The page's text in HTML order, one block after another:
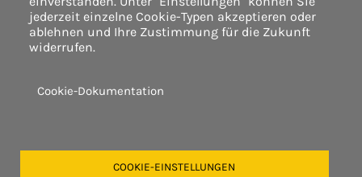
VERFOLGEN SIEUNSERE NEUIGKEITEN
IN DEN SOZIALEN NETZWERKEN!
Hashtag
#RABAUD
jederzeit einzelne Cookie-Typen akzeptieren oder
ablehnen und Ihre Zustimmung für die Zukunft
widerrufen.
Cookie-Dokumentation
COOKIE-EINSTELLUNGEN